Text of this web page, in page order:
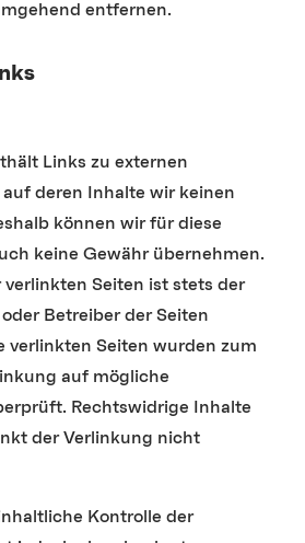
entfernen.
Links zu externen
deren Inhalte wir keinen
können wir für diese
keine Gewähr übernehmen.
verlinkten Seiten ist stets der
Betreiber der Seiten
verlinkten Seiten wurden zum
auf mögliche
Rechtswidrige Inhalte
der Verlinkung nicht
Kontrolle der